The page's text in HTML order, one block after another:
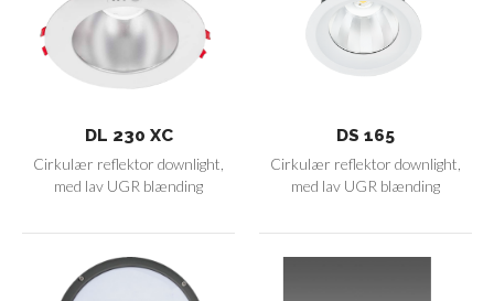
DL 230 XC
Cirkulær reflektor downlight,
med lav UGR blænding
DS 165
Cirkulær reflektor downlight,
med lav UGR blænding